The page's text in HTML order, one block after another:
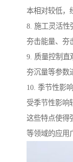
本相对较低，
8. 施工灵活性
夯击能量、夯
9. 质量控制直
夯沉量等参数
10. 季节性影
受季节性影响
这些特点使得
等领域的应用